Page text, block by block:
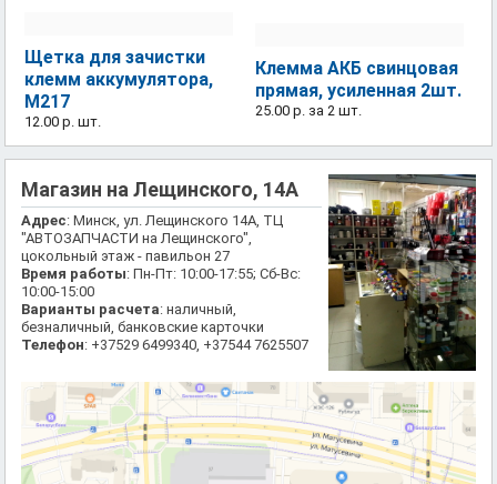
Щетка для зачистки
клемм аккумулятора,
М217
12.00 р. шт.
Клемма АКБ свинцовая
прямая, усиленная 2шт.
25.00 р. за 2 шт.
Магазин на Лещинского, 14А
Адрес: Минск, ул. Лещинского 14А, ТЦ
"АВТОЗАПЧАСТИ на Лещинского",
цокольный этаж - павильон 27
Время работы: Пн-Пт: 10:00-17:55; Сб-Вс:
10:00-15:00
Варианты расчета: наличный,
безналичный, банковские карточки
Телефон: +37529 6499340, +37544 7625507